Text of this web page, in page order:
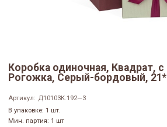
Коробка одиночная, Квадрат,
Рогожка, Серый-бордовый,
Артикул: Д10103К.192—3
В упаковке: 1 шт.
Мин. партия: 1 шт